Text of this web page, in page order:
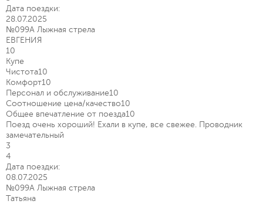
Дата поездки:
28.07.2025
№099А Лыжная стрела
ЕВГЕНИЯ
10
Купе
Чистота10
Комфорт10
Персонал и обслуживание10
Соотношение цена/качество10
Общее впечатление от поезда10
Поезд очень хороший! Ехали в купе, все свежее. Проводник
замечательный
3
4
Дата поездки:
08.07.2025
№099А Лыжная стрела
Татьяна